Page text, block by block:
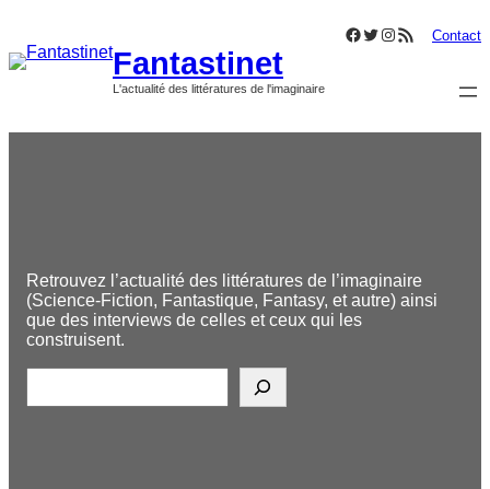
contenu
Fantastinet
L'actualité des littératures de l'imaginaire
Facebook
Twitter
Instagram
Flux RSSContact
Retrouvez l’actualité des littératures de l’imaginaire
(Science-Fiction, Fantastique, Fantasy, et autre) ainsi
que des interviews de celles et ceux qui les
construisent.